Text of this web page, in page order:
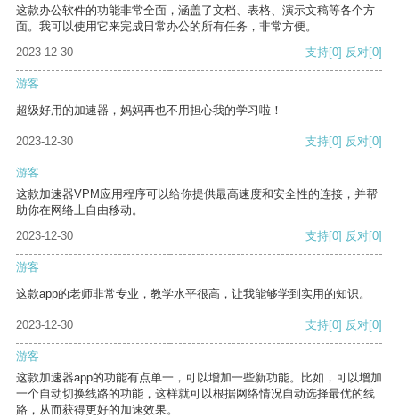
这款办公软件的功能非常全面，涵盖了文档、表格、演示文稿等各个方
面。我可以使用它来完成日常办公的所有任务，非常方便。
2023-12-30
支持[0] 反对[0]
游客
超级好用的加速器，妈妈再也不用担心我的学习啦！
2023-12-30 支持[0] 反对[0]
游客
这款加速器VPM应用程序可以给你提供最高速度和安全性的连接，并帮
助你在网络上自由移动。
2023-12-30
支持[0] 反对[0]
游客
这款app的老师非常专业，教学水平很高，让我能够学到实用的知识。
2023-12-30 支持[0] 反对[0]
游客
这款加速器app的功能有点单一，可以增加一些新功能。比如，可以增加
一个自动切换线路的功能，这样就可以根据网络情况自动选择最优的线
路，从而获得更好的加速效果。